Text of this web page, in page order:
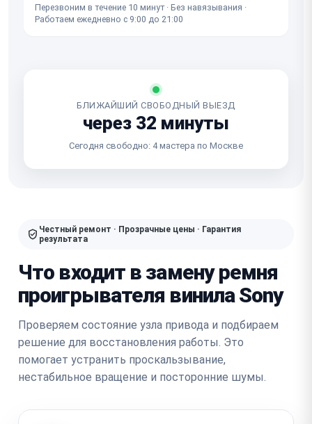
Перезвоним в течение 10 минут · Без навязывания ·
Работаем ежедневно с 9:00 до 21:00
БЛИЖАЙШИЙ СВОБОДНЫЙ ВЫЕЗД
через 32 минуты
Сегодня свободно: 4 мастера по Москве
Честный ремонт · Прозрачные цены · Гарантия
результата
Что входит в замену ремня
проигрывателя винила Sony
Проверяем состояние узла привода и подбираем
решение для восстановления работы. Это
помогает устранить проскальзывание,
нестабильное вращение и посторонние шумы.